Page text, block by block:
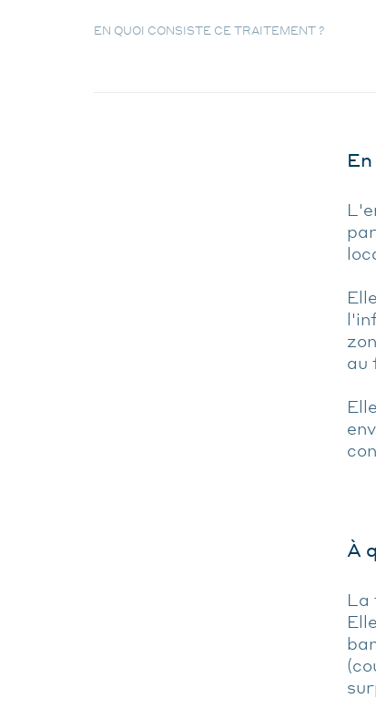
EN QUOI CONSISTE CE TRAITEMENT ?
au
À
La